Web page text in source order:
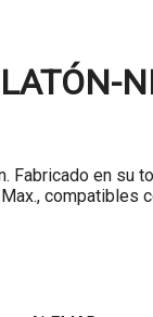
Fabricado en su
compatibles